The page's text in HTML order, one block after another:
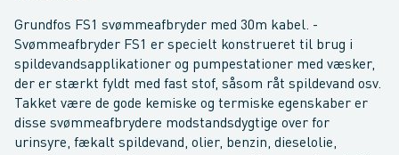
Grundfos FS1 svømmeafbryder med 30m kabel. -
Svømmeafbryder FS1 er specielt konstrueret til brug i
spildevandsapplikationer og pumpestationer med væsker,
der er stærkt fyldt med fast stof, såsom råt spildevand osv.
Takket være de gode kemiske og termiske egenskaber er
disse svømmeafbrydere modstandsdygtige over for
urinsyre, fækalt spildevand, olier, benzin, dieselolie,